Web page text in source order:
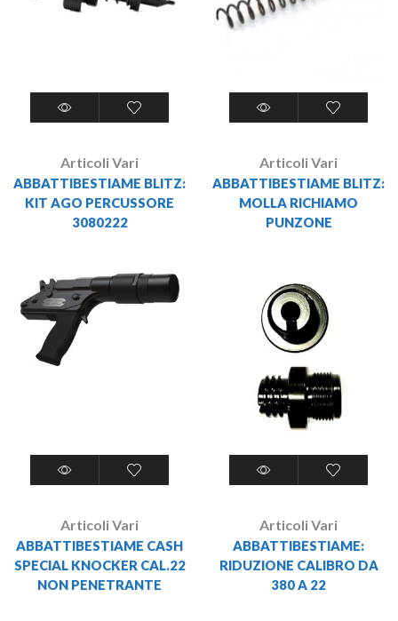
Articoli Vari
ABBATTIBESTIAME BLITZ:
KIT AGO PERCUSSORE
3080222
Articoli Vari
ABBATTIBESTIAME BLITZ:
MOLLA RICHIAMO
PUNZONE
Articoli Vari
ABBATTIBESTIAME CASH
SPECIAL KNOCKER CAL.22
NON PENETRANTE
Articoli Vari
ABBATTIBESTIAME:
RIDUZIONE CALIBRO DA
380 A 22